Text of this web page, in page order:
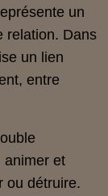
un
relation. Dans
un lien
entre
animer et
ou détruire.